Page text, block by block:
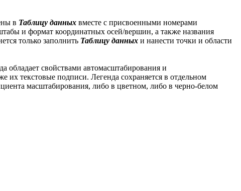
в Таблицу данных вместе с присвоенными номерами
и формат координатных осей/вершин, а также названия
только заполнить Таблицу данных и нанести точки и области
обладает свойствами автомасштабирования и
их текстовые подписи. Легенда сохраняется в отдельном
масштабирования, либо в цветном, либо в черно-белом